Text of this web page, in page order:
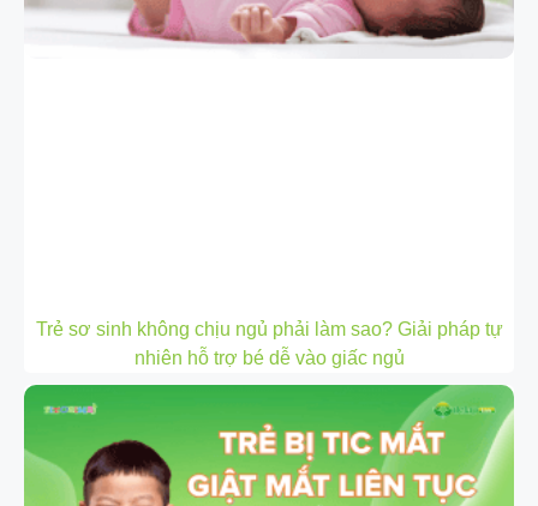
Trẻ sơ sinh không chịu ngủ phải làm sao? Giải pháp tự
nhiên hỗ trợ bé dễ vào giấc ngủ